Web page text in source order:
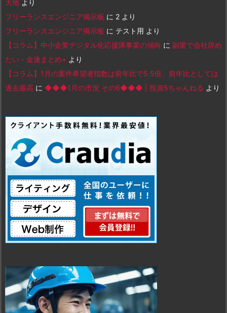
大地 より
フリーランスエンジニア掲示板 に 2 より
フリーランスエンジニア掲示板 に テスト用 より
【コラム】中小企業デジタル化応援隊事業の傾向 に 副業で会社辞め
たい - 金速まとめ+ より
【コラム】1月の案件希望者指数は前年比で5.5倍、前年比としては
過去最高 に ◆◆◆1月の市況 その6◆◆◆ | 投資5ちゃんねる より